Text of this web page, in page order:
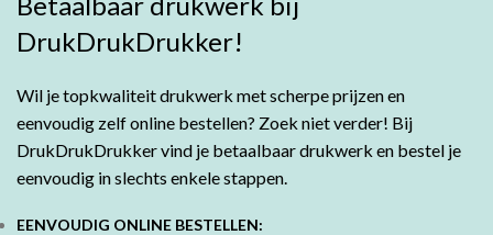
DrukDrukDrukker!
Wil je topkwaliteit drukwerk met scherpe prijzen en
eenvoudig zelf online bestellen? Zoek niet verder! Bij
DrukDrukDrukker vind je betaalbaar drukwerk en bestel je
eenvoudig in slechts enkele stappen.
EENVOUDIG ONLINE BESTELLEN: